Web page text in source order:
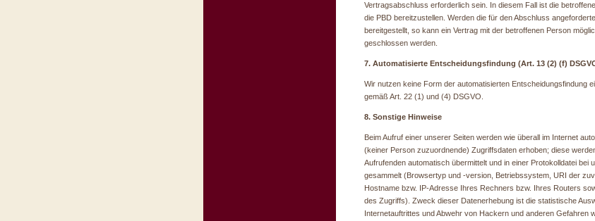
Vertragsabschluss erforderlich sein. In diesem Fall ist die
die PBD bereitzustellen. Werden die für den Abschluss
bereitgestellt, so kann ein Vertrag mit der betroffenen Person
geschlossen werden.
7. Automatisierte Entscheidungsfindung (Art. 13 (2) (f)
Wir nutzen keine Form der automatisierten Entscheidungsfindung
gemäß Art. 22 (1) und (4) DSGVO.
8. Sonstige Hinweise
Beim Aufruf einer unserer Seiten werden wie überall im Internet
(keiner Person zuzuordnende) Zugriffsdaten erhoben; diese
Aufrufenden automatisch übermittelt und in einer Protokolldatei bei
gesammelt (Browsertyp und -version, Betriebssystem, URI der
Hostname bzw. IP-Adresse Ihres Rechners bzw. Ihres Routers
des Zugriffs). Zweck dieser Datenerhebung ist die statistische
Internetauftrittes und Abwehr von Hackern und anderen Gefahren